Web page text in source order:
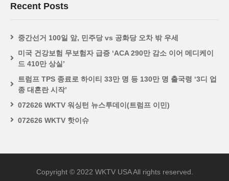
Recent Posts
중간선거 100일 앞, 민주당 vs 공화당 오차 밖 우세
미국 건강보험 무보험자 급증 ‘ACA 290만 감소 이어 메디케이
드 410만 상실’
트럼프 TPS 종료로 하이티 33만 명 등 130만 명 출국령 ‘3디 업
종 대혼란 시작’
072626 WKTV 워싱턴 뉴스투데이(트럼프 이민)
072626 WKTV 핫이슈
Copyright © 2022 WKTV USA All rights reserved.